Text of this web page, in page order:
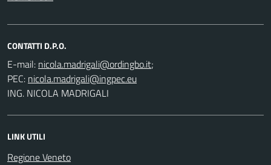
CONTATTI D.P.O.
E-mail:
;
PEC:
ING. NICOLA MADRIGALI
LINK UTILI
Regione Veneto